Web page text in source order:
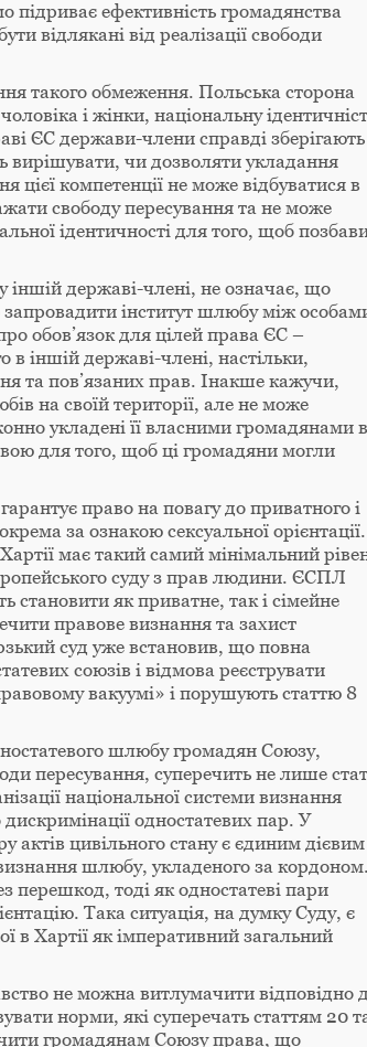
підриває ефективність громадянства
відлякані від реалізації свободи
такого обмеження. Польська сторона
і жінки, національну
ЄС держави-члени справді зберігають
чи дозволяти укладання
цієї компетенції не може відбуватися в
свободу пересування та не може
ідентичності для того, щоб
державі-члені, не означає, що
інститут шлюбу між
обов’язок для цілей права ЄС –
в іншій державі-члені, настільки,
та пов’язаних прав. Інакше кажучи,
на своїй території, але не може
укладені її власними громадянами в
для того, щоб ці громадяни могли
право на повагу до приватного і
за ознакою сексуальної
має такий самий мінімальний
суду з прав людини. ЄСПЛ
становити як приватне, так і сімейне
правове визнання та захист
суд уже встановив, що повна
союзів і відмова реєструвати
вакуумі» і порушують статтю 8
шлюбу громадян Союзу,
пересування, суперечить не лише
національної системи визнання
одностатевих пар. У
актів цивільного стану є єдиним дієвим
шлюбу, укладеного за кордоном.
перешкод, тоді як одностатеві пари
Така ситуація, на думку Суду, є
в Хартії як імперативний загальний
не можна витлумачити відповідно
норми, які суперечать статтям 20
громадянам Союзу права, що